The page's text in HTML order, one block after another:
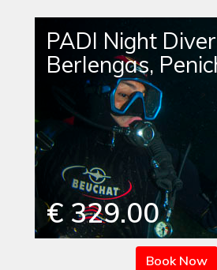
PADI Night Diver
Berlengas,
€ 329.00
Book Now